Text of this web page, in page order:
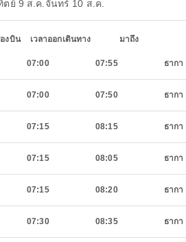
ตย์ 9 ส.ค. จันทร์ 10 ส.ค.
งบิน เวลาออกเดินทาง มาถึง
07:00 07:55 ธากา
07:00 07:50 ธากา
07:15 08:15 ธากา
07:15 08:05 ธากา
07:15 08:20 ธากา
07:30 08:35 ธากา